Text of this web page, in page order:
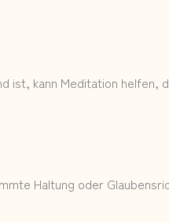
ist, kann Meditation helfen,
Haltung oder